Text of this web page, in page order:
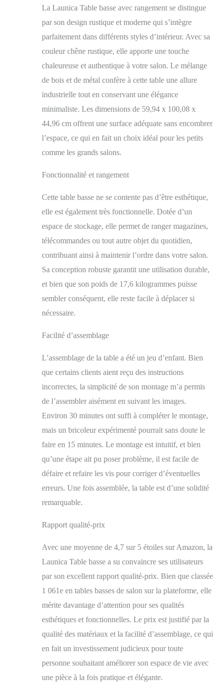
idéal pour les petites
appartements ou
d'autres espaces
praticité et
fonctionnalité.
Améliorée avec un
pour un rangement
supplémentaire : la
table basse avec
rangement offre deux
couches de rangement,
soigneusement vos
télécommandes et
autres éléments
essentiels dans le salon.
Cette fonction de
facilite le maintien
d'un espace de vie bien
rangé et sans
Construction renforcée
en forme de X : table
en bois pour salon sert
de décoration
améliorant l'esthétique
de votre espace de vie.
En outre, fabriquée à
épaisses, cette table
basse de ferme dispose
d'une construction
robuste capable de
supporter jusqu'à 136
kg. Matériau et
fibres de densité
moyenne (MDF) de
d'un cadre en métal
robuste, cette table
basse garantit fiabilité
et durabilité. Sa
structure rationnelle
garantit une stabilité
années d'utilisation
quotidienne fiable.
Assemblage facile et
La Launica Table basse avec rangement se distingue
par son design rustique et moderne qui s’intègre
parfaitement dans différents styles d’intérieur. Avec sa
couleur chêne rustique, elle apporte une touche
chaleureuse et authentique à votre salon. Le mélange
de bois et de métal confère à cette table une allure
industrielle tout en conservant une élégance
minimaliste. Les dimensions de 59,94 x 100,08 x
44,96 cm offrent une surface adéquate sans encombrer
l’espace, ce qui en fait un choix idéal pour les petits
comme les grands salons.
Fonctionnalité et rangement
Cette table basse ne se contente pas d’être esthétique,
elle est également très fonctionnelle. Dotée d’un
espace de stockage, elle permet de ranger magazines,
télécommandes ou tout autre objet du quotidien,
contribuant ainsi à maintenir l’ordre dans votre salon.
Sa conception robuste garantit une utilisation durable,
et bien que son poids de 17,6 kilogrammes puisse
sembler conséquent, elle reste facile à déplacer si
nécessaire.
Facilité d’assemblage
L’assemblage de la table a été un jeu d’enfant. Bien
que certains clients aient reçu des instructions
incorrectes, la simplicité de son montage m’a permis
de l’assembler aisément en suivant les images.
Environ 30 minutes ont suffi à compléter le montage,
mais un bricoleur expérimenté pourrait sans doute le
faire en 15 minutes. Le montage est intuitif, et bien
qu’une étape ait pu poser problème, il est facile de
défaire et refaire les vis pour corriger d’éventuelles
erreurs. Une fois assemblée, la table est d’une solidité
remarquable.
Rapport qualité-prix
Avec une moyenne de 4,7 sur 5 étoiles sur Amazon, la
Launica Table basse a su convaincre ses utilisateurs
par son excellent rapport qualité-prix. Bien que classée
1 061e en tables basses de salon sur la plateforme, elle
mérite davantage d’attention pour ses qualités
esthétiques et fonctionnelles. Le prix est justifié par la
qualité des matériaux et la facilité d’assemblage, ce qui
en fait un investissement judicieux pour toute
personne souhaitant améliorer son espace de vie avec
une pièce à la fois pratique et élégante.